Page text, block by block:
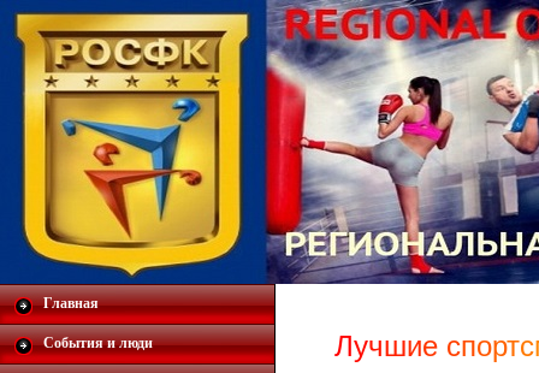
Главная
События и люди Лучшие спортс